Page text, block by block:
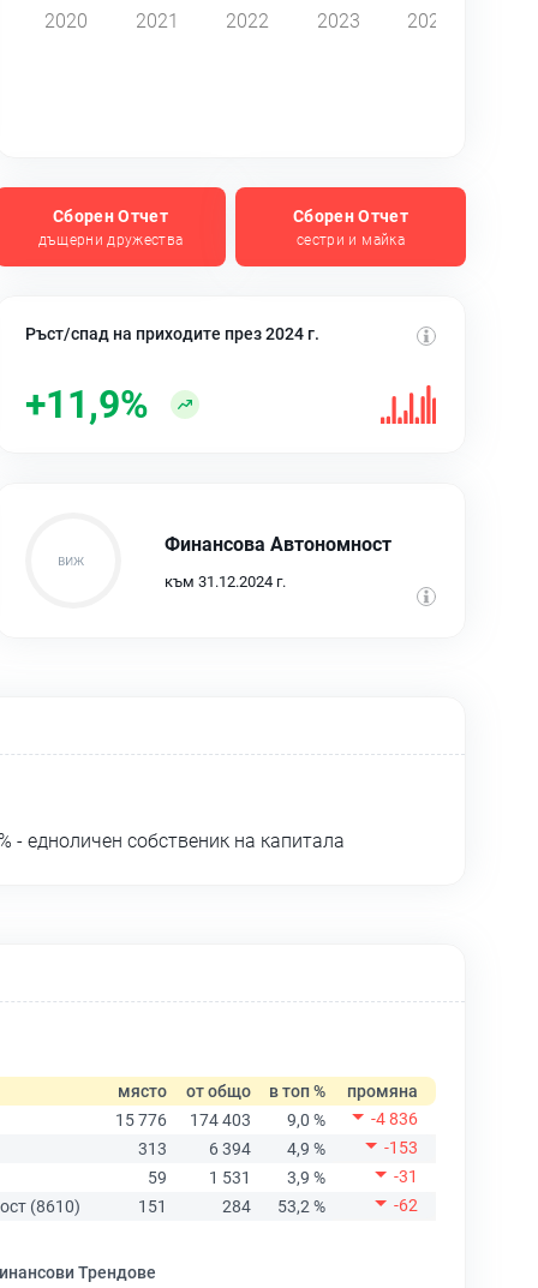
2020 2021 2022 2023 2024
Сборен Отчет
дъщерни дружества
Сборен Отчет
сестри и майка
Ръст/спад на приходите през 2024 г.
+11,9%
Финансова Автономност
към 31.12.2024 г.
- едноличен собственик на капитала
място от общо в топ %
промяна
15 776
174 403 9,0 %
-4 836
313
6 394 4,9 %
-153
59
1 531 3,9 %
-31
(8610)
151 284 53,2 % -62
Трендове